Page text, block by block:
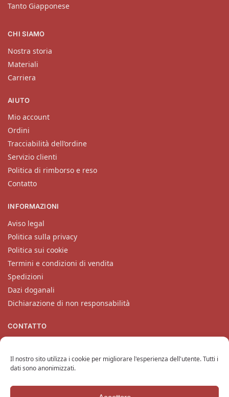
Il nostro sito utilizza i cookie per migliorare l'esperienza dell'utente. Tutti i
dati sono anonimizzati.
Tanto Giapponese
CHI SIAMO
Nostra storia
Materiali
Carriera
AIUTO
Mio account
Ordini
Tracciabilità dell’ordine
Servizio clienti
Politica di rimborso e reso
Contatto
INFORMAZIONI
Aviso legal
Politica sulla privacy
Politica sui cookie
Termini e condizioni di vendita
Spedizioni
Dazi doganali
Dichiarazione di non responsabilità
CONTATTO
nostra pagina di contatto o telefonicamente al numero+33